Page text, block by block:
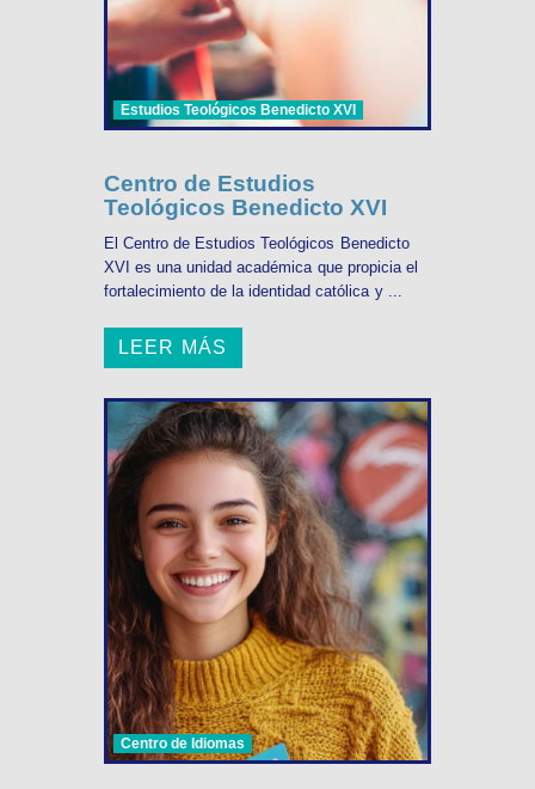
Estudios Teológicos Benedicto XVI
Centro de Estudios
Teológicos Benedicto XVI
El Centro de Estudios Teológicos Benedicto
XVI es una unidad académica que propicia el
fortalecimiento de la identidad católica y ...
LEER MÁS
Centro de Idiomas